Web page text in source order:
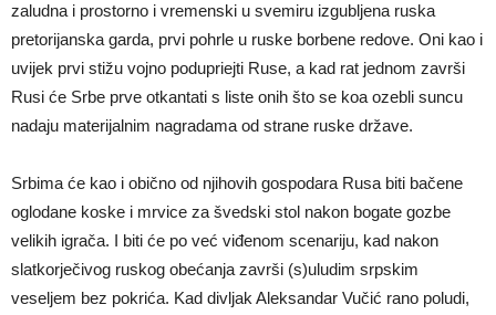
zaludna i prostorno i vremenski u svemiru izgubljena ruska
pretorijanska garda, prvi pohrle u ruske borbene redove. Oni kao i
uvijek prvi stižu vojno podupriejti Ruse, a kad rat jednom završi
Rusi će Srbe prve otkantati s liste onih što se koa ozebli suncu
nadaju materijalnim nagradama od strane ruske države.
Srbima će kao i obično od njihovih gospodara Rusa biti bačene
oglodane koske i mrvice za švedski stol nakon bogate gozbe
velikih igrača. I biti će po već viđenom scenariju, kad nakon
slatkorječivog ruskog obećanja završi (s)uludim srpskim
veseljem bez pokrića. Kad divljak Aleksandar Vučić rano poludi,